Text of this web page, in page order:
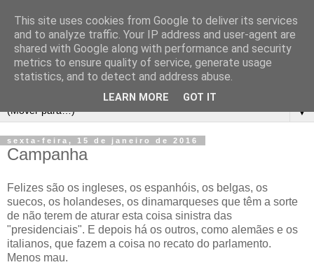
▼
sexta-feira, 15 de janeiro de 2016
Campanha
Felizes são os ingleses, os espanhóis, os belgas, os
suecos, os holandeses, os dinamarqueses que têm a sorte
de não terem de aturar esta coisa sinistra das
"presidenciais". E depois há os outros, como alemães e os
italianos, que fazem a coisa no recato do parlamento.
Menos mau.
This site uses cookies from Google to deliver its services
and to analyze traffic. Your IP address and user-agent are
shared with Google along with performance and security
metrics to ensure quality of service, generate usage
statistics, and to detect and address abuse.
LEARN MORE GOT IT